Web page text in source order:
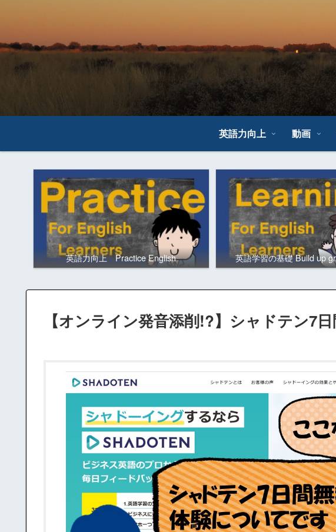
英語力向上 動画
英語力向上 Practice English 英語学習の基礎 Build up
【オンライン発音添削!?】シャドテン7